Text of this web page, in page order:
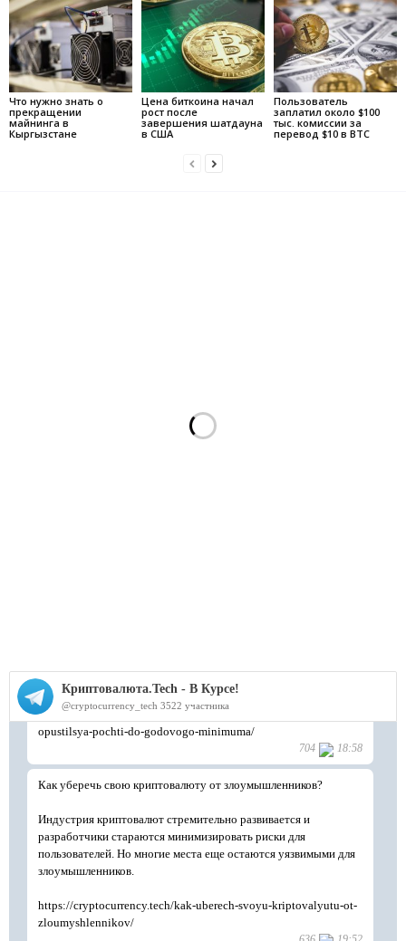
Что нужно знать о
прекращении
майнинга в
Кыргызстане
Цена биткоина начал
рост после
завершения шатдауна
в США
Пользователь
заплатил около $100
тыс. комиссии за
перевод $10 в BTC